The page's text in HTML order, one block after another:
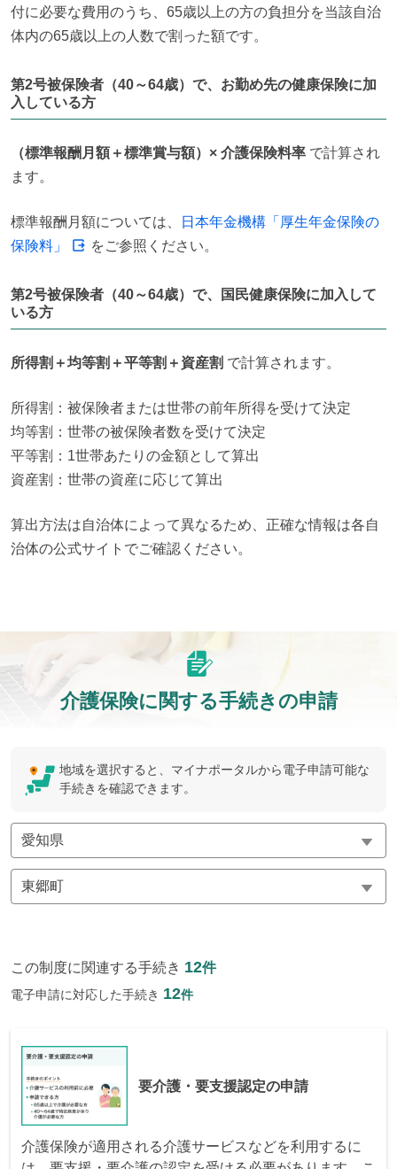
付に必要な費用のうち、65歳以上の方の負担分を当該自治
体内の65歳以上の人数で割った額です。
第2号被保険者（40～64歳）で、お勤め先の健康保険に加
入している方
（標準報酬月額＋標準賞与額）× 介護保険料率 で計算され
ます。
標準報酬月額については、
日本年金機構「厚生年金保険の
保険料」
をご参照ください。
第2号被保険者（40～64歳）で、国民健康保険に加入して
いる方
所得割＋均等割＋平等割＋資産割 で計算されます。
所得割：被保険者または世帯の前年所得を受けて決定
均等割：世帯の被保険者数を受けて決定
平等割：1世帯あたりの金額として算出
資産割：世帯の資産に応じて算出
算出方法は自治体によって異なるため、正確な情報は各自
治体の公式サイトでご確認ください。
介護保険に関する手続きの申請
地域を選択すると、マイナポータルから電子申請可能な
手続きを確認できます。
この制度に関連する手続き 12件
電子申請に対応した手続き 12件
要介護・要支援認定の申請
介護保険が適用される介護サービスなどを利用するに